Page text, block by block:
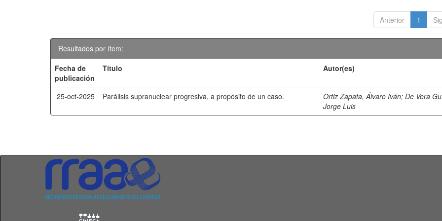
Anterior 1
Resultados por ítem:
Fecha de
publicación
Título Autor(es)
25-oct-2025 Parálisis supranuclear progresiva, a propósito de un caso. Ortiz Zapata, Álvaro Iván;De Vera
Jorge Luis